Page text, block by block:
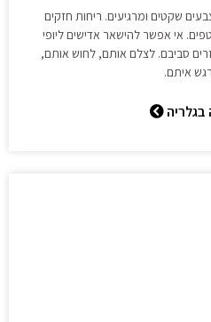
שקטים ומרגיעים. ריחות חזקים
אי אפשר להישאר אדישים ליופי
סביבם. לצלם אותם, לחוש אותם,
איתם.
בגלריה